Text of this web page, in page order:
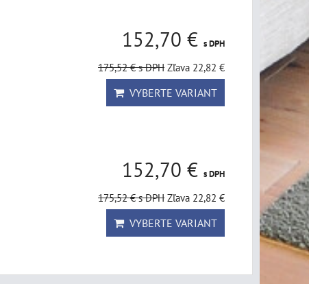
152,70 € s DPH
175,52 €s DPH Zľava 22,82 €
VYBERTE VARIANT
152,70 € s DPH
175,52 €s DPH Zľava 22,82 €
VYBERTE VARIANT